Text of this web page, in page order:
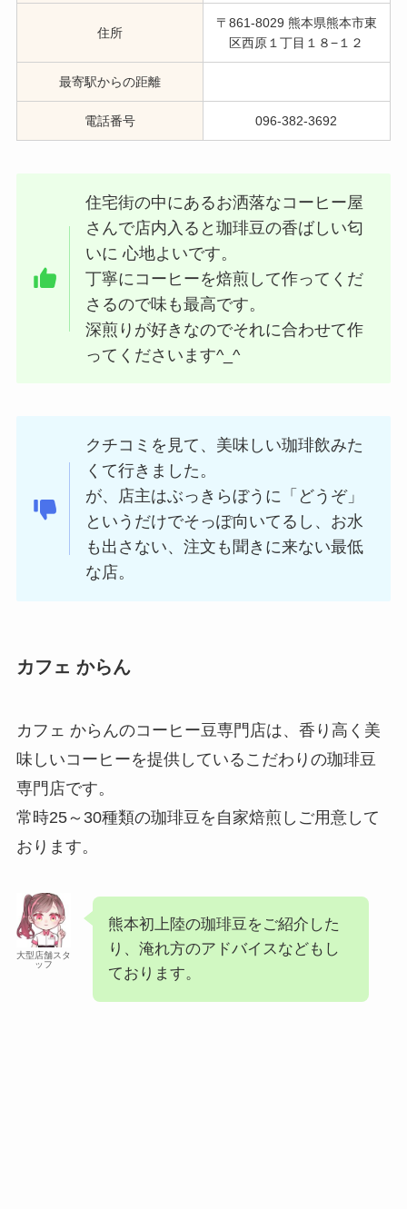
住所
〒861-8029 熊本県熊本市東
区西原１丁目１８−１２
最寄駅からの距離
電話番号 096-382-3692
住宅街の中にあるお洒落なコーヒー屋
さんで店内入ると珈琲豆の香ばしい匂
いに 心地よいです。
丁寧にコーヒーを焙煎して作ってくだ
さるので味も最高です。
深煎りが好きなのでそれに合わせて作
ってくださいます^_^
クチコミを見て、美味しい珈琲飲みた
くて行きました。
が、店主はぶっきらぼうに「どうぞ」
というだけでそっぽ向いてるし、お水
も出さない、注文も聞きに来ない最低
な店。
カフェ からん
カフェ からんのコーヒー豆専門店は、香り高く美
味しいコーヒーを提供しているこだわりの珈琲豆
専門店です。
常時25～30種類の珈琲豆を自家焙煎しご用意して
おります。
大型店舗スタ
ッフ
熊本初上陸の珈琲豆をご紹介した
り、淹れ方のアドバイスなどもし
ております。